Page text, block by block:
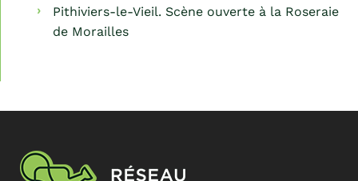
Pithiviers-le-Vieil. Scène ouverte à la Roseraie
de Morailles